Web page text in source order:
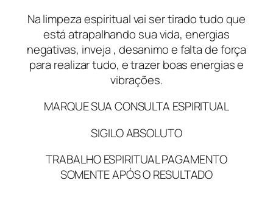
Na limpeza espiritual vai ser tirado tudo que
está atrapalhando sua vida, energias
negativas, inveja , desanimo e falta de força
para realizar tudo, e trazer boas energias e
vibrações.
MARQUE SUA CONSULTA ESPIRITUAL
SIGILO ABSOLUTO
TRABALHO ESPIRITUAL PAGAMENTO
SOMENTE APÓS O RESULTADO